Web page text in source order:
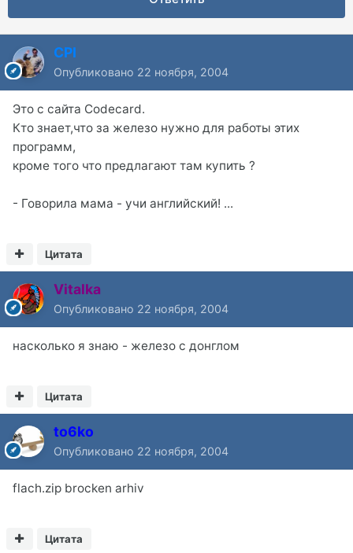
CPI
Опубликовано 22 ноября, 2004
Это с сайта Codecard.
Кто знает,что за железо нужно для работы этих
программ,
кроме того что предлагают там купить ?
- Говорила мама - учи английский! ...
Цитата
Vitalka
Опубликовано 22 ноября, 2004
насколько я знаю - железо с донглом
Цитата
to6ko
Опубликовано 22 ноября, 2004
flach.zip brocken arhiv
Цитата